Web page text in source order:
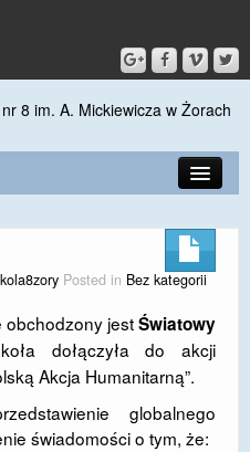
Posted in Bez kategorii
obchodzony jestŚwiatowy
dołączyła do akcji
Akcja Humanitarną”.
globalnego
świadomości o tym, że: